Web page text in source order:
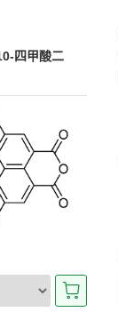
四甲酸二